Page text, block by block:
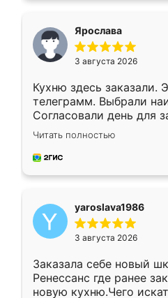
Ярослава
3 августа 2026
Кухню здесь заказали.
телеграмм. Выбрали
Согласовали день для
недели кухня была уже
довольны работой.
мебель за качественную
Читать полностью
yaroslava1986
3 августа 2026
Заказала себе новый
Ренессанс где ранее
новую кухню.Чего